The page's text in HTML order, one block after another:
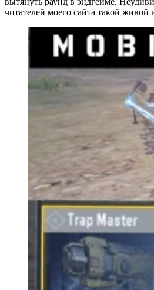
читателей моего сайта такой живой